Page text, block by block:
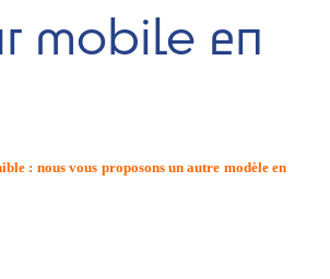
mobile en
: nous vous proposons un autre modèle en